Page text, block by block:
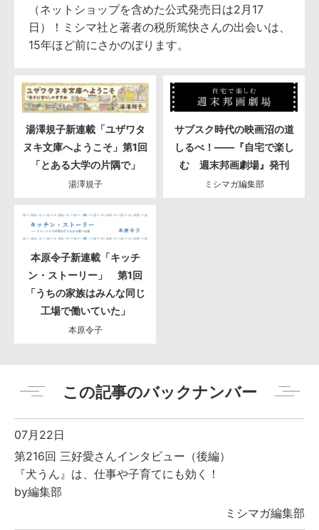
（ネットショップを含めた公式発売日は2月17
日）！ミシマ社と著者の税所篤快さんの出会いは、
15年ほど前にさかのぼります。
湯澤規子新連載「ユザワタ
ヌキ文庫へようこそ」第1回
「とある大学の片隅で」
湯澤規子
サブスク時代の映画沼の道
しるべ！――『自宅で楽し
む 週末邦画劇場』発刊
ミシマガ編集部
本原令子新連載「キッチ
ン・ストーリー」 第1回
「うちの家族はみんな同じ
工場で働いていた」
本原令子
この記事のバックナンバー
07月22日
第216回 三好愛さんインタビュー（後編）
『犬うん』は、仕事や子育てにも効く！
by編集部
ミシマガ編集部